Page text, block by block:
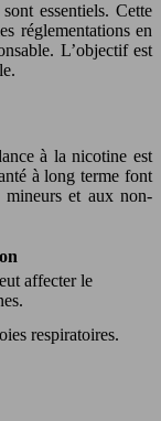
essentiels. Cette
réglementations en
L’objectif est
à la nicotine est
à long terme font
mineurs et aux non-
affecter le
respiratoires.